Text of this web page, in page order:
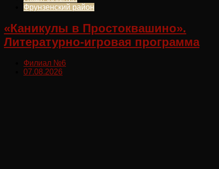
Фрунзенский район
«Каникулы в Простоквашино».
Литературно-игровая программа
Филиал №6
07.08.2026